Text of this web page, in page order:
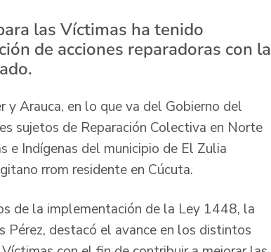
las Víctimas ha tenido
de acciones reparadoras con la
Arauca, en lo que va del Gobierno del
sujetos de Reparación Colectiva en Norte
e Indígenas del municipio de El Zulia
rrom residente en Cúcuta.
de la implementación de la Ley 1448, la
destacó el avance en los distintos